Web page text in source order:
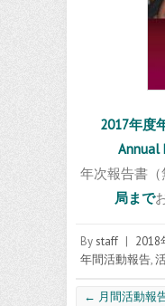
2017年度
Annual
年次報告書
局まで
Bystaff | 2018
年間活動報告,
← 月間活動報